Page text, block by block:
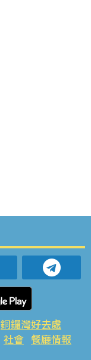
銅鑼灣好去處
社會 餐廳情報